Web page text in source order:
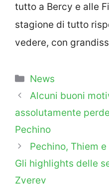
tutto a Bercy e alle
stagione di tutto
vedere, con
Categorie
News
Alcuni buoni
assolutamente
Pechino
Pechino, Thiem
Gli highlights delle
Zverev